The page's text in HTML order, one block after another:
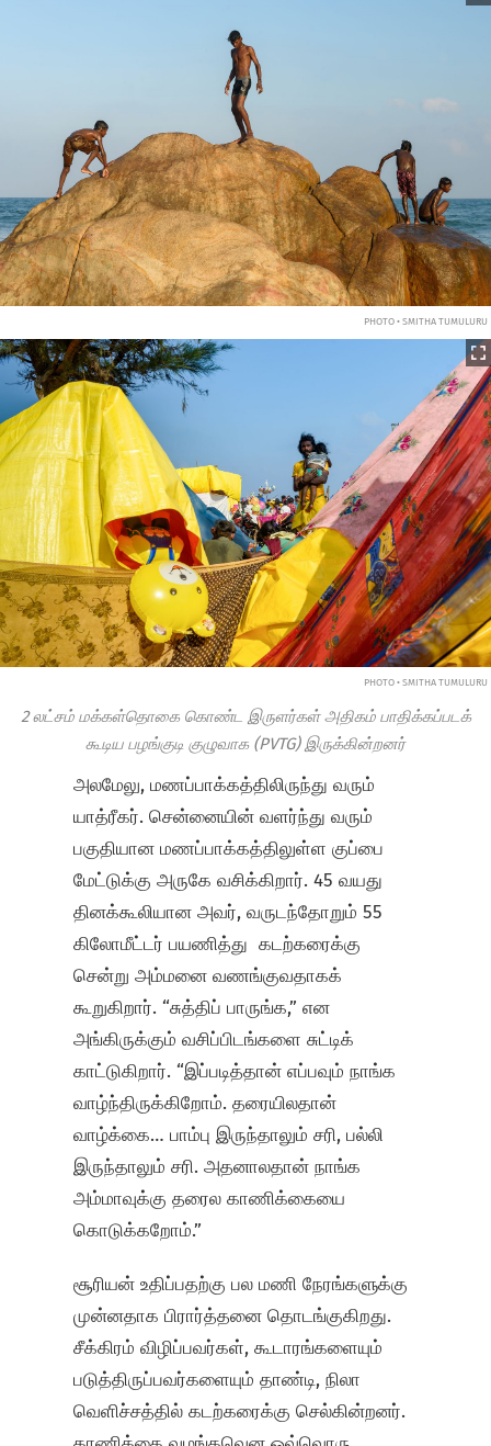
PHOTO • SMITHA TUMULURU
PHOTO • SMITHA TUMULURU
2 லட்சம் மக்கள்தொகை கொண்ட இருளர்கள் அதிகம் பாதிக்கப்படக்
கூடிய பழங்குடி குழுவாக (PVTG) இருக்கின்றனர்
அலமேலு, மணப்பாக்கத்திலிருந்து வரும்
யாத்ரீகர். சென்னையின் வளர்ந்து வரும்
பகுதியான மணப்பாக்கத்திலுள்ள குப்பை
மேட்டுக்கு அருகே வசிக்கிறார். 45 வயது
தினக்கூலியான அவர், வருடந்தோறும் 55
கிலோமீட்டர் பயணித்து கடற்கரைக்கு
சென்று அம்மனை வணங்குவதாகக்
கூறுகிறார். “சுத்திப் பாருங்க,” என
அங்கிருக்கும் வசிப்பிடங்களை சுட்டிக்
காட்டுகிறார். “இப்படித்தான் எப்பவும் நாங்க
வாழ்ந்திருக்கிறோம். தரையிலதான்
வாழ்க்கை… பாம்பு இருந்தாலும் சரி, பல்லி
இருந்தாலும் சரி. அதனாலதான் நாங்க
அம்மாவுக்கு தரைல காணிக்கையை
கொடுக்கறோம்.”
சூரியன் உதிப்பதற்கு பல மணி நேரங்களுக்கு
முன்னதாக பிரார்த்தனை தொடங்குகிறது.
சீக்கிரம் விழிப்பவர்கள், கூடாரங்களையும்
படுத்திருப்பவர்களையும் தாண்டி, நிலா
வெளிச்சத்தில் கடற்கரைக்கு செல்கின்றனர்.